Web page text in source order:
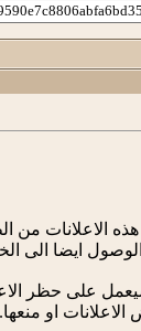
ايضا الى
على حظر
او منعها.